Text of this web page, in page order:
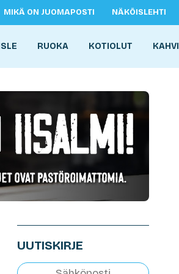
MIKÄ ON JUOMAPOSTI NÄKÖISLEHTI
RUOKA KOTIOLUT KAHVI
UUTISKIRJE